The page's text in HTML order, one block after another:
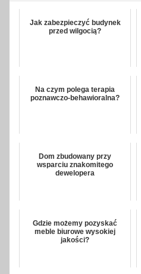
Jak zabezpieczyć budynek
przed wilgocią?
Na czym polega terapia
poznawczo-behawioralna?
Dom zbudowany przy
wsparciu znakomitego
dewelopera
Gdzie możemy pozyskać
meble biurowe wysokiej
jakości?